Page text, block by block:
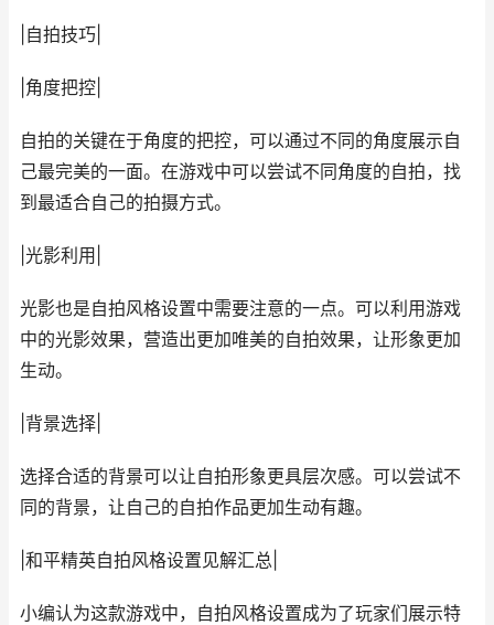
|自拍技巧|
|角度把控|
自拍的关键在于角度的把控，可以通过不同的角度展示自
己最完美的一面。在游戏中可以尝试不同角度的自拍，找
到最适合自己的拍摄方式。
|光影利用|
光影也是自拍风格设置中需要注意的一点。可以利用游戏
中的光影效果，营造出更加唯美的自拍效果，让形象更加
生动。
|背景选择|
选择合适的背景可以让自拍形象更具层次感。可以尝试不
同的背景，让自己的自拍作品更加生动有趣。
|和平精英自拍风格设置见解汇总|
小编认为这款游戏中，自拍风格设置成为了玩家们展示特